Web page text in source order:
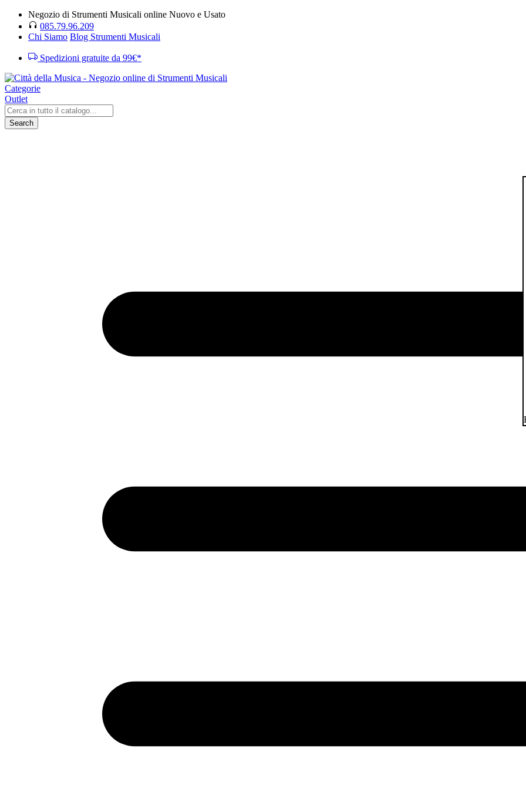
Negozio di Strumenti Musicali online Nuovo e Usato
085.79.96.209
Chi Siamo Blog Strumenti Musicali
Spedizioni gratuite da 99€*
Categorie
Outlet
Search